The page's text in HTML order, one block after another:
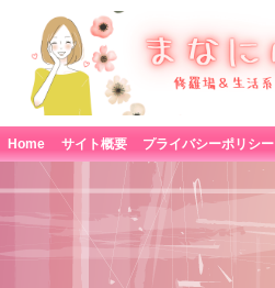
Home サイト概要 プライバシーポリシー